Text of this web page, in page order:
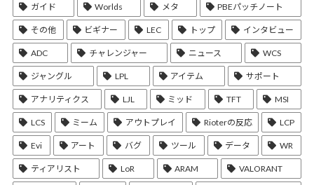
ガイド Worlds メタ PBEパッチノート
その他 ビギナー LEC トップ インタビュー
ADC チャレンジャー ニュース WCS
ジャングル LPL アイテム サポート
アナリティクス LJL ミッド TFT MSI
LCS ミーム アウトプレイ Rioterの反応 LCP
Evi アート バグ ツール データ WR
ティアリスト LoR ARAM VALORANT